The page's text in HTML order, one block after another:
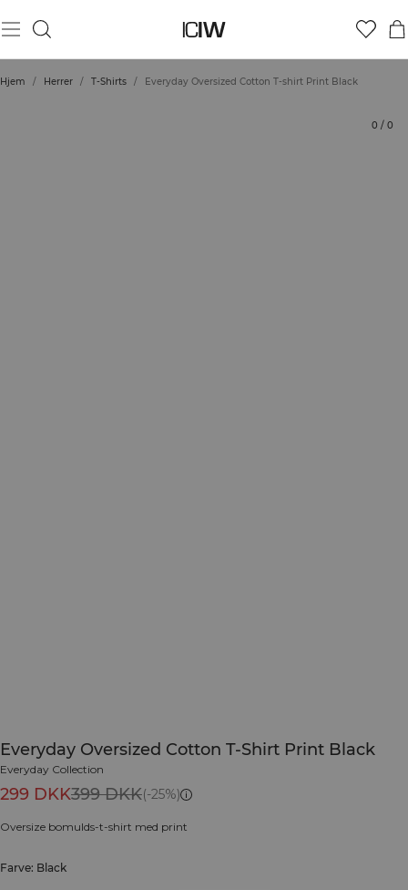
Hjem / Herrer / T-Shirts / Everyday Oversized Cotton T-shirt Print Black
0 / 0
Everyday Oversized Cotton T-Shirt Print Black
Everyday Collection
299 DKK399 DKK(-25%)
Oversize bomulds-t-shirt med print
Farve: Black